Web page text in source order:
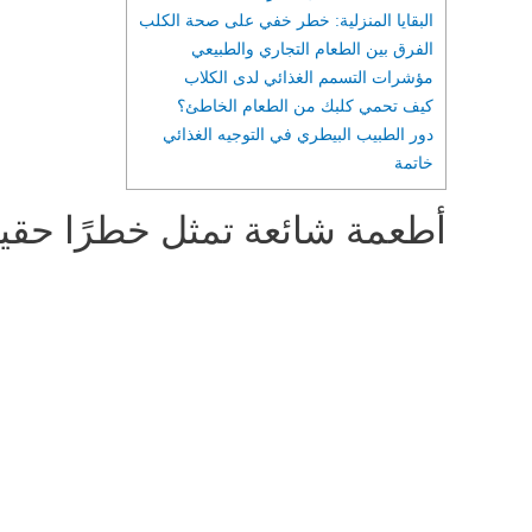
البقايا المنزلية: خطر خفي على صحة الكلب
الفرق بين الطعام التجاري والطبيعي
مؤشرات التسمم الغذائي لدى الكلاب
كيف تحمي كلبك من الطعام الخاطئ؟
دور الطبيب البيطري في التوجيه الغذائي
خاتمة
أطعمة شائعة تمثل خطرًا